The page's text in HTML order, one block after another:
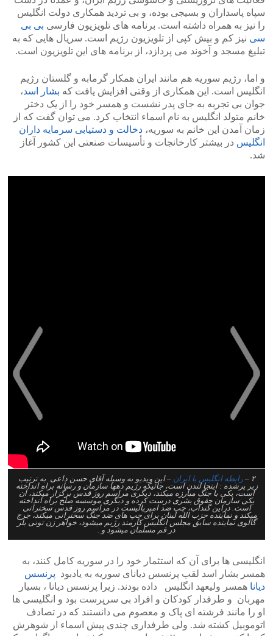
سپاه پاسداران و بسیجی بوده، و بی تردید همکاری دولت انگلیس
را نیز به همراه داشته است. برنامه های تلویزیون فارسی بی بی
سی نیز کم و بیش کپی از تلویزیون رژیم است. سریال هایی که به
تبلیغ مسجد و آخوند می پردازد، از برنامه های این تلویزیون است.
و اما، رژیم سوریه هم مانند ایران همکار گرمابه و گلستان رژیم
انگلیس است. این همکاری از وقتی افزایش یافت که بشار اسد،
جوان بی تجربه به جای پدر نشست و همسر خود را از یک دختر
خانم متولد انگلیس به نام اسماء انتخاب کرد. می توان گفت که از
زمان آمدن این خانم به سوریه، دخالت و دستیابی سرمایه داران
انگلیس در بیشتر کارخانجات و تأسیسات صنعتی این کشور آغاز
شد.
۲ – رابطه انگلیس با ایران – این ویدیو به وسیله آقای حسن داعی به ترتیب
زیر پرشده : اینجا لندن است، جائیکه رژیم دهها سازمان و رسانه براه انداخته
است، یکی با جنگ مبارزه میکند، دیگری مراسم روز قدس برگزار میکند، آن
یکی سازمان حقوق بشری درست کرده و دیگری موسسه صلح براه انداخته
است. دراین گنداب، چپ ضد امپریالیست در مراسم روز قدس سخنرانی
میکند و نماینده حزب الله لبنان برای چپ های ضد جنگ سخنرانی میکند، جرج
گالوی نماینده سابق مجلس انگلیس کارمند رژیم میشود، خواهر زن تونی بلر
در قم مسلمان میشود و .
انگلیسی ها برای آن که استثمار خود را در سوریه کامل کنند، به
همسر بشار اسد لقب پرنسس دیانای سوریه به یادبود پرنسس
دیانا همسر ولیعهد انگلیس داده بودند. زیرا پرنسس دیانا ، بسیار
مهربان و طرفدار کودکان و افراد بی سرپرست بود و انگلیسی ها
او را مانند فرشته ای پاک و معصوم می دانستند که در تصادف
اتوموبیل کشته شد. ولی طرفداری چندی پیش اسماء از شوهرش
>